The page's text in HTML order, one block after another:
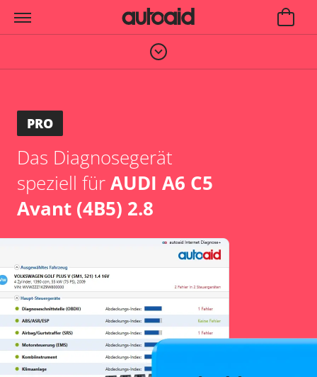
PRO
Das Diagnosegerät
speziell fürAUDI A6 C5
Avant (4B5) 2.8